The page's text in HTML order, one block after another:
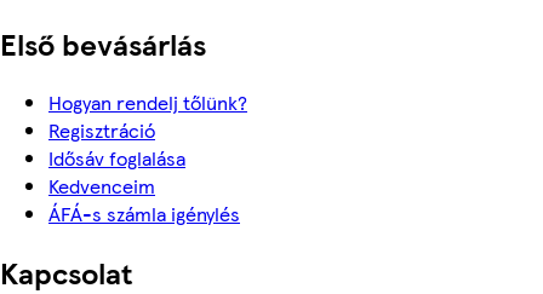
Első bevásárlás
Hogyan rendelj tőlünk?
Regisztráció
Idősáv foglalása
Kedvenceim
ÁFÁ-s számla igénylés
Kapcsolat